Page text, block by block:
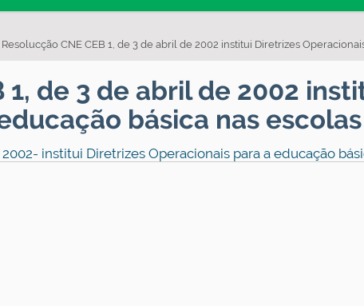
Resolucção CNE CEB 1, de 3 de abril de 2002 institui Diretrizes
1, de 3 de abril de 2002
básica nas
institui Diretrizes Operacionais para a educação